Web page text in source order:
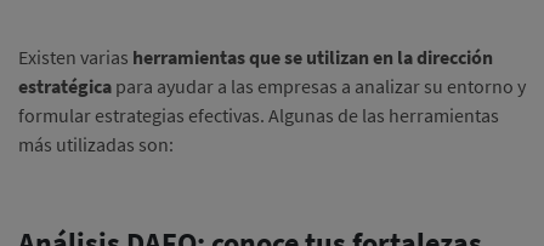
Existen varias herramientas que se utilizan en la dirección
estratégica para ayudar a las empresas a analizar su entorno y
formular estrategias efectivas. Algunas de las herramientas
más utilizadas son: